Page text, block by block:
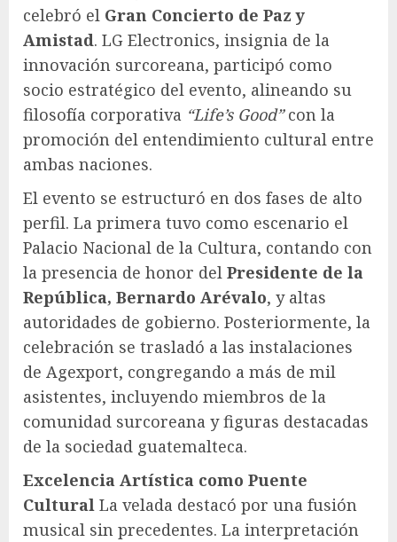
celebró el Gran Concierto de Paz y
Amistad. LG Electronics, insignia de la
innovación surcoreana, participó como
socio estratégico del evento, alineando su
filosofía corporativa “Life’s Good”con la
promoción del entendimiento cultural entre
ambas naciones.
El evento se estructuró en dos fases de alto
perfil. La primera tuvo como escenario el
Palacio Nacional de la Cultura, contando con
la presencia de honor del Presidente de la
República, Bernardo Arévalo, y altas
autoridades de gobierno. Posteriormente, la
celebración se trasladó a las instalaciones
de Agexport, congregando a más de mil
asistentes, incluyendo miembros de la
comunidad surcoreana y figuras destacadas
de la sociedad guatemalteca.
Excelencia Artística como Puente
Cultural La velada destacó por una fusión
musical sin precedentes. La interpretación